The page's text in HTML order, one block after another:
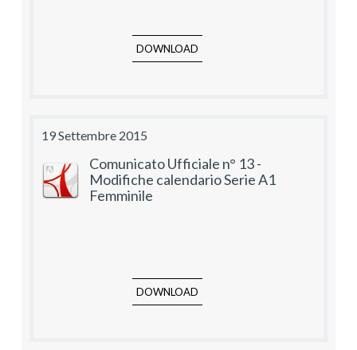
DOWNLOAD
19 Settembre 2015
Comunicato Ufficiale n° 13 -
Modifiche calendario Serie A1
Femminile
DOWNLOAD